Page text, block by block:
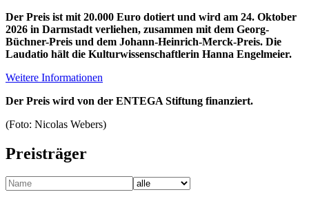
Der Preis ist mit 20.000 Euro dotiert und wird am 24. Oktober
2026 in Darmstadt verliehen, zusammen mit dem Georg-
Büchner-Preis und dem Johann-Heinrich-Merck-Preis. Die
Laudatio hält die Kulturwissen­schaftlerin Hanna Engelmeier.
Weitere Informationen
Der Preis wird von der ENTEGA Stiftung finanziert.
(Foto: Nicolas Webers)
Preisträger